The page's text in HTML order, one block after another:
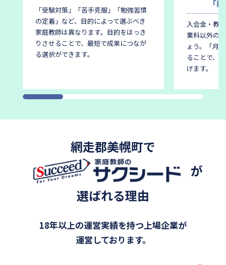
「受験対策」「苦手克服」「勉強習慣
の定着」など、目的によって選ぶべき
家庭教師は異なります。 目的をはっき
りさせることで、最短で成果につなが
る選択ができます。
「
入会金・教
業料以外の
ょう。
「月
ることで、
げます。
網走郡美幌町で
が
選ばれる理由
18年以上の運営実績を持つ上場企業が
運営しております。